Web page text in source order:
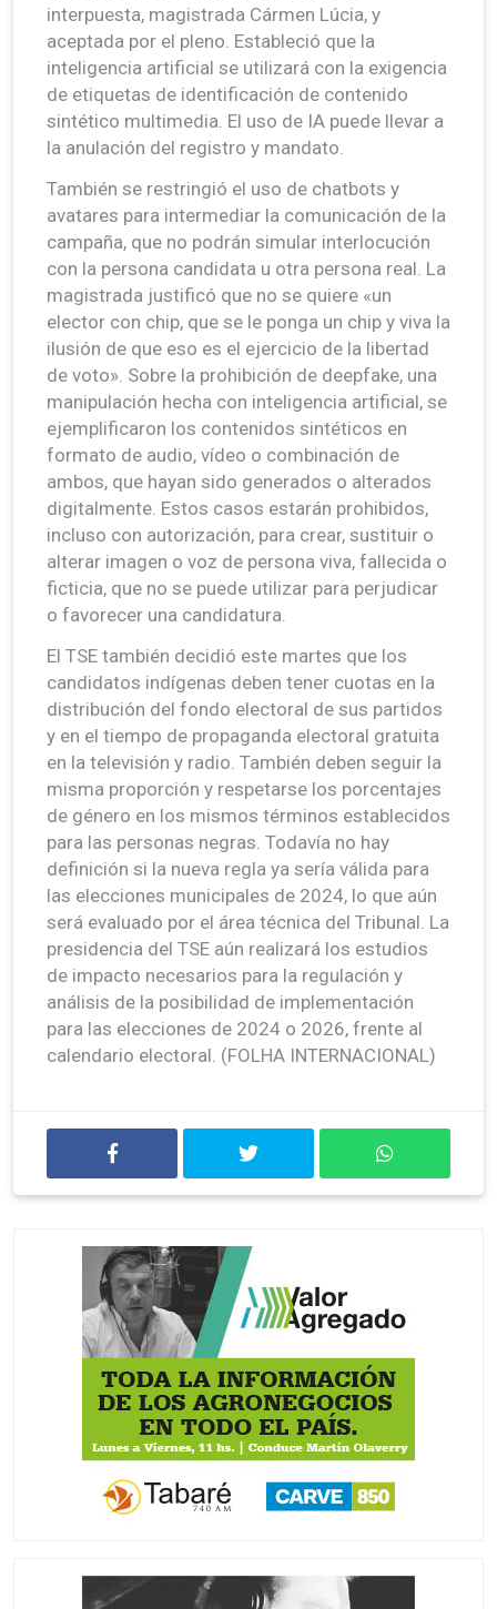
interpuesta, magistrada Cármen Lúcia, y
aceptada por el pleno. Estableció que la
inteligencia artificial se utilizará con la exigencia
de etiquetas de identificación de contenido
sintético multimedia. El uso de IA puede llevar a
la anulación del registro y mandato.
También se restringió el uso de chatbots y
avatares para intermediar la comunicación de la
campaña, que no podrán simular interlocución
con la persona candidata u otra persona real. La
magistrada justificó que no se quiere «un
elector con chip, que se le ponga un chip y viva la
ilusión de que eso es el ejercicio de la libertad
de voto». Sobre la prohibición de deepfake, una
manipulación hecha con inteligencia artificial, se
ejemplificaron los contenidos sintéticos en
formato de audio, vídeo o combinación de
ambos, que hayan sido generados o alterados
digitalmente. Estos casos estarán prohibidos,
incluso con autorización, para crear, sustituir o
alterar imagen o voz de persona viva, fallecida o
ficticia, que no se puede utilizar para perjudicar
o favorecer una candidatura.
El TSE también decidió este martes que los
candidatos indígenas deben tener cuotas en la
distribución del fondo electoral de sus partidos
y en el tiempo de propaganda electoral gratuita
en la televisión y radio. También deben seguir la
misma proporción y respetarse los porcentajes
de género en los mismos términos establecidos
para las personas negras. Todavía no hay
definición si la nueva regla ya sería válida para
las elecciones municipales de 2024, lo que aún
será evaluado por el área técnica del Tribunal. La
presidencia del TSE aún realizará los estudios
de impacto necesarios para la regulación y
análisis de la posibilidad de implementación
para las elecciones de 2024 o 2026, frente al
calendario electoral. (FOLHA INTERNACIONAL)